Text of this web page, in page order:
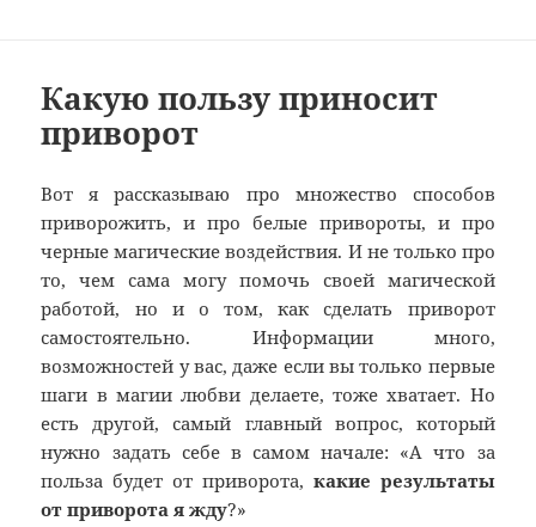
Какую пользу приносит
приворот
Вот я рассказываю про множество способов
приворожить, и про белые привороты, и про
черные магические воздействия. И не только про
то, чем сама могу помочь своей магической
работой, но и о том, как сделать приворот
самостоятельно. Информации много,
возможностей у вас, даже если вы только первые
шаги в магии любви делаете, тоже хватает. Но
есть другой, самый главный вопрос, который
нужно задать себе в самом начале: «А что за
польза будет от приворота, какие результаты
от приворота я жду?»